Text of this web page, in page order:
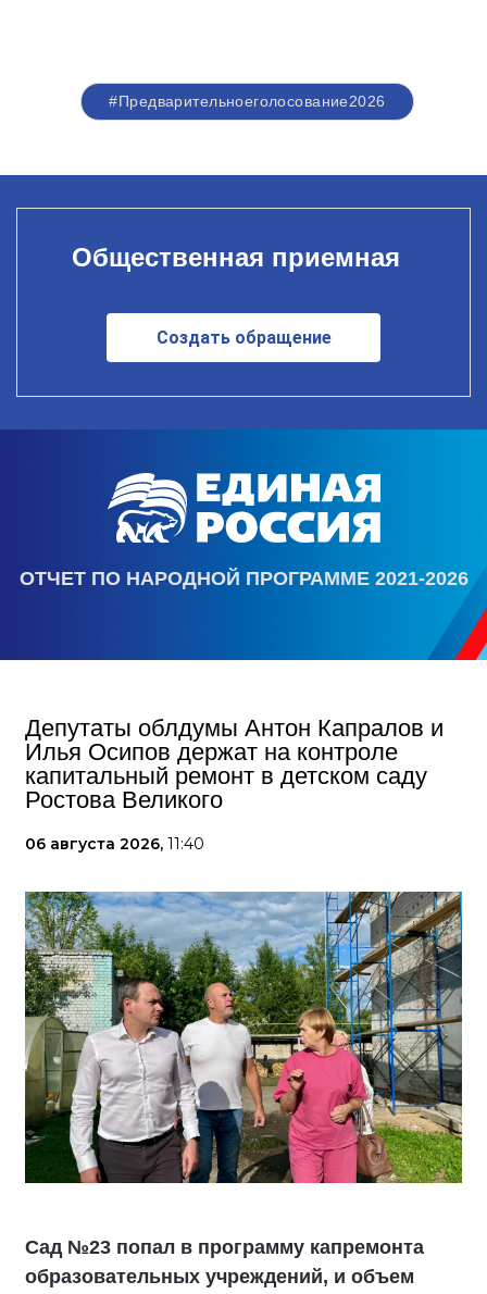
#Предварительноеголосование2026
Общественная приемная
Создать обращение
ОТЧЕТ ПО НАРОДНОЙ ПРОГРАММЕ 2021-2026
Депутаты облдумы Антон Капралов и
Илья Осипов держат на контроле
капитальный ремонт в детском саду
Ростова Великого
06 августа 2026, 11:40
Сад №23 попал в программу капремонта
образовательных учреждений, и объем